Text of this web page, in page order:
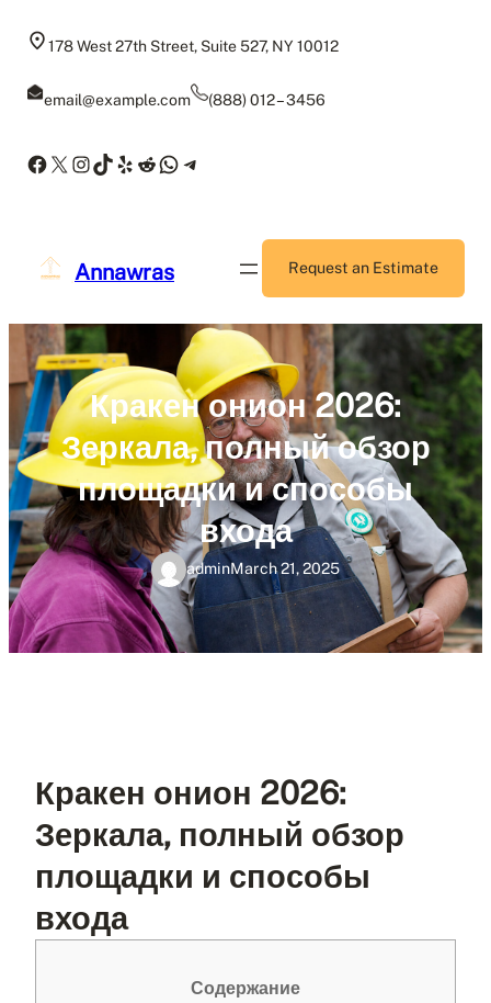
178 West 27th Street, Suite 527, NY 10012
email@example.com (888) 012 – 3456
Facebook
X Instagram
TikTok
Yelp
Reddit
WhatsApp
Telegram
Annawras Request an Estimate
Кракен онион 2026:
Зеркала, полный обзор
площадки и способы
входа
adminMarch 21, 2025
Кракен онион 2026:
Зеркала, полный обзор
площадки и способы
входа
Содержание